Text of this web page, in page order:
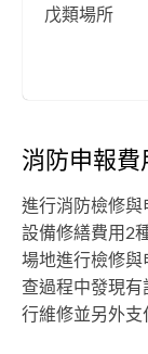
戊類場所
消防申報費
進行消防檢修與
設備修繕費用2
場地進行檢修與
查過程中發現
行維修並另外支